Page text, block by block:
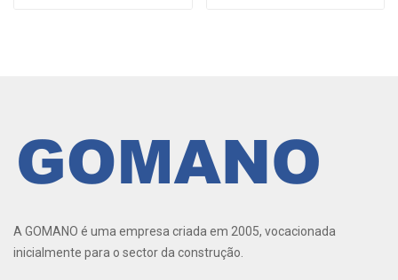
A GOMANO é uma empresa criada em 2005, vocacionada
inicialmente para o sector da construção.